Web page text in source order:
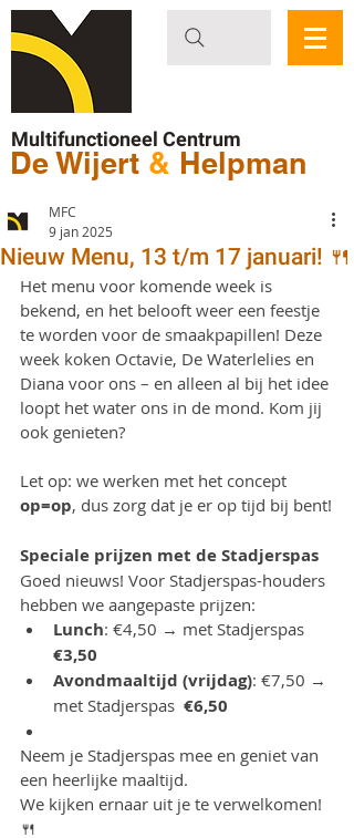
Multifunctioneel Centrum
De Wijert & Helpman
Nieuw Menu, 13 t/m 17 januari! 🍴
MFC
9 jan 2025
Het menu voor komende week is
bekend, en het belooft weer een feestje
te worden voor de smaakpapillen! Deze
week koken Octavie, De Waterlelies en
Diana voor ons – en alleen al bij het idee
loopt het water ons in de mond. Kom jij
ook genieten?
Let op: we werken met het concept
op=op, dus zorg dat je er op tijd bij bent!
Speciale prijzen met de Stadjerspas
Goed nieuws! Voor Stadjerspas-houders
hebben we aangepaste prijzen:
Lunch: €4,50 → met Stadjerspas
€3,50
Avondmaaltijd (vrijdag): €7,50 →
met Stadjerspas €6,50
Neem je Stadjerspas mee en geniet van
een heerlijke maaltijd.
We kijken ernaar uit je te verwelkomen!
🍴